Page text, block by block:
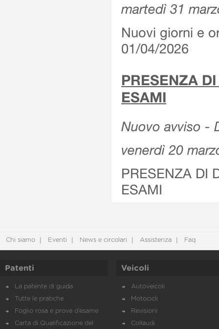
martedì 31
Nuovi giorni e
01/04/2026
PRESENZA
ESAMI
Nuovo avviso -
venerdì 20
PRESENZA DI
ESAMI
Chi siamo Eventi News e circolari Assistenza Faq
Patenti
La patente di guida
Tutte le pratiche
Foglio rosa e prove d’esame
Carta di Qualificazione del
Veicoli
Autoveicoli
Motocicli
Revisioni
Collaudi